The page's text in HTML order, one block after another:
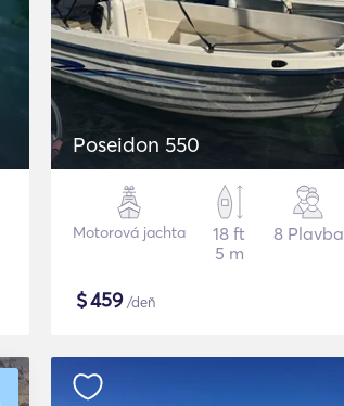
Poseidon 550
Motorová jachta
18 ft
5 m
8 Plavba
$459/deň